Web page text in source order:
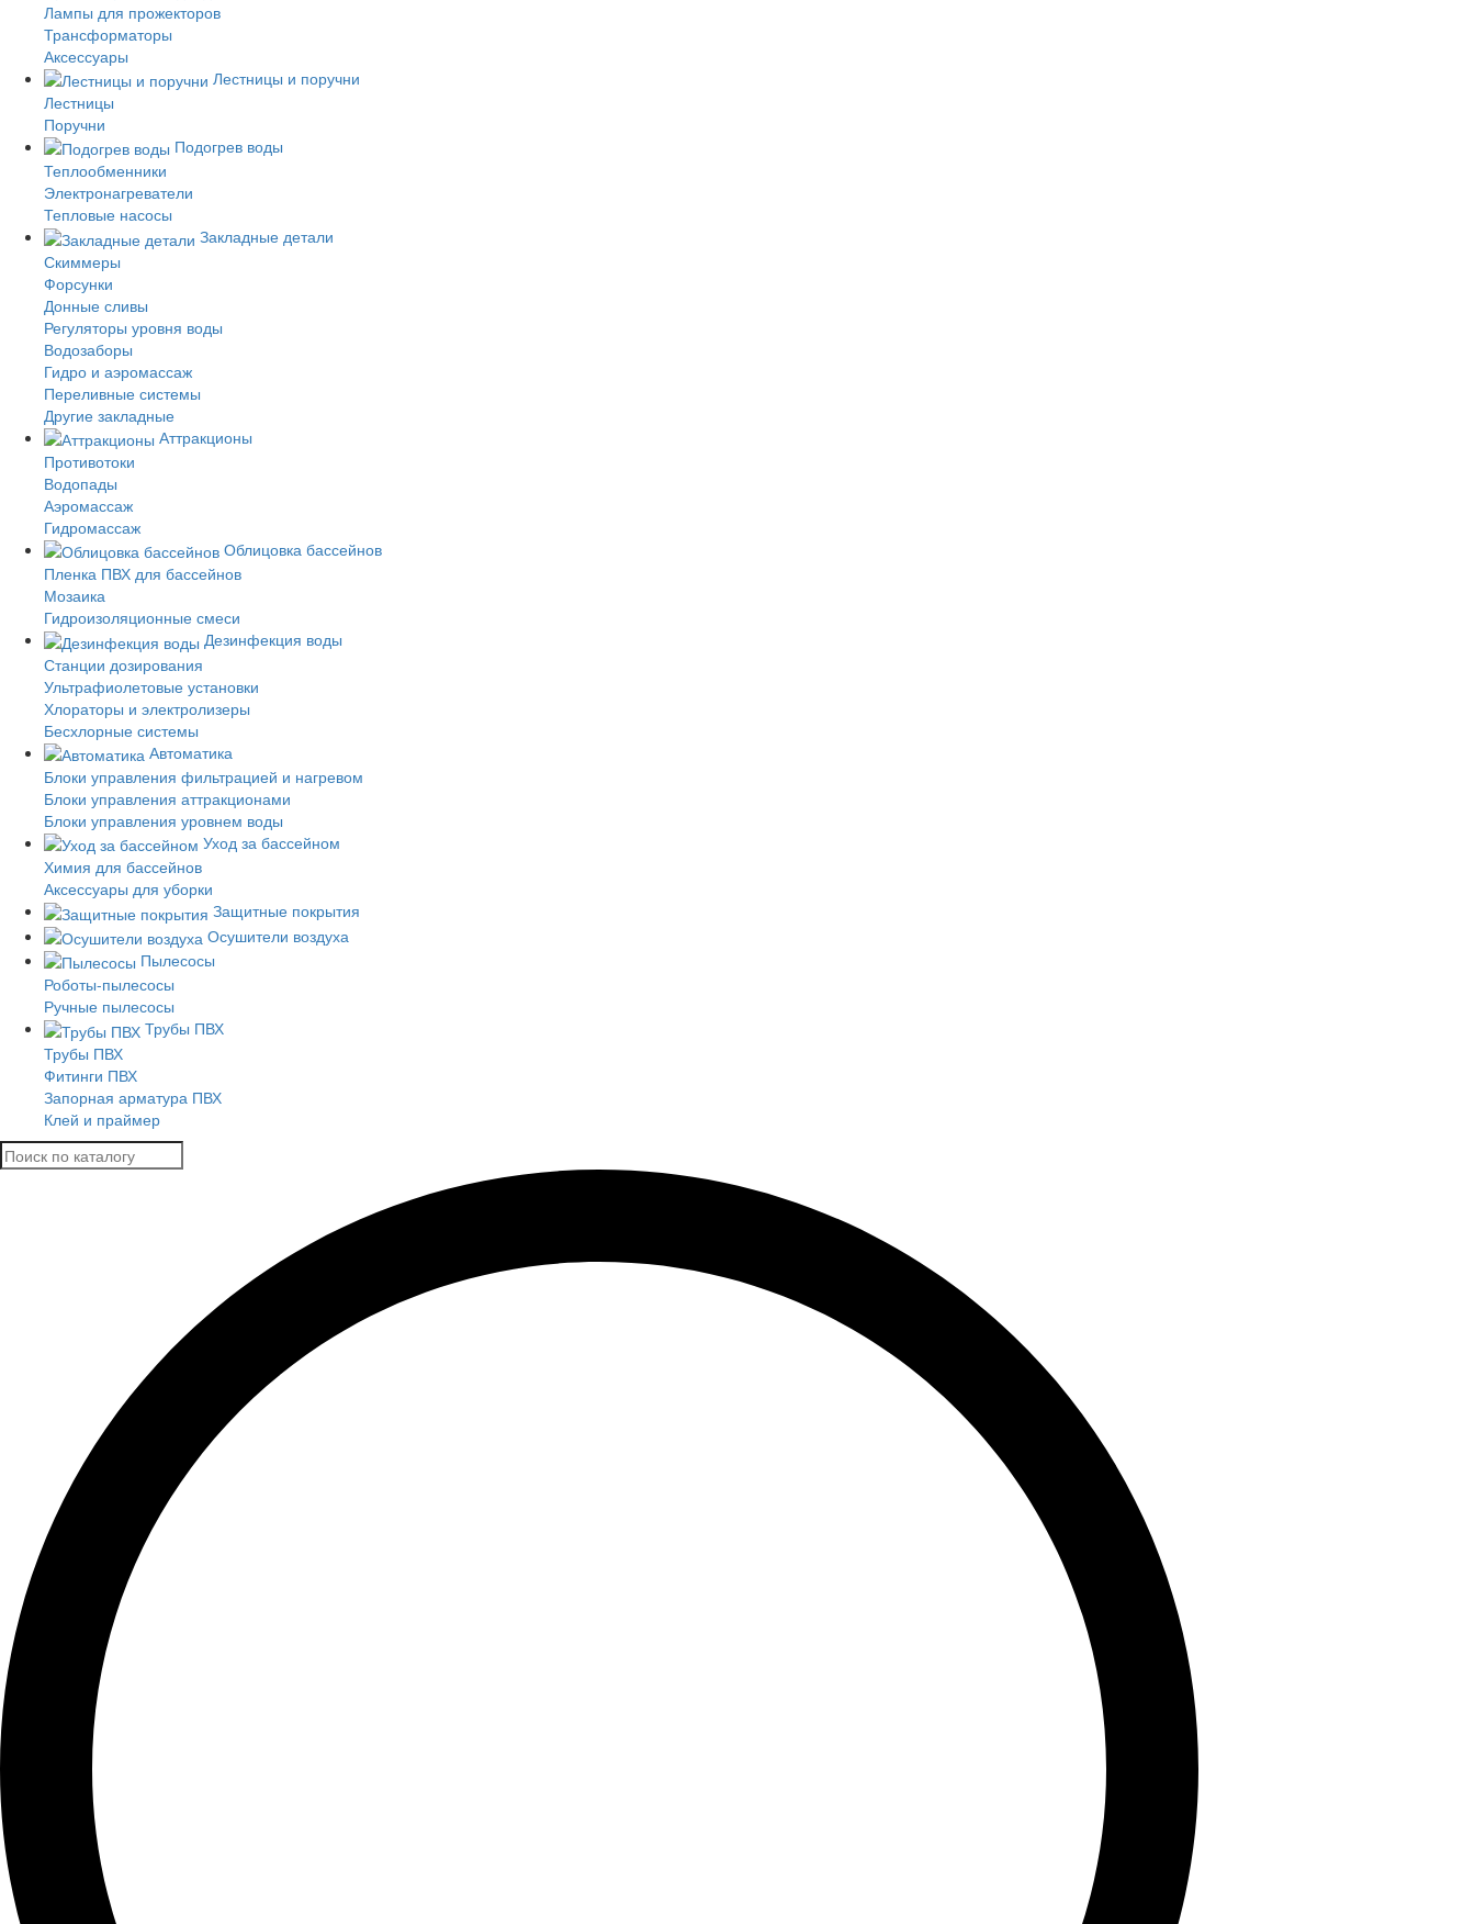
Лампы для прожекторов
Трансформаторы
Аксессуары
Лестницы и поручни
Лестницы
Поручни
Подогрев воды
Теплообменники
Электронагреватели
Тепловые насосы
Закладные детали
Скиммеры
Форсунки
Донные сливы
Регуляторы уровня воды
Водозаборы
Гидро и аэромассаж
Переливные системы
Другие закладные
Аттракционы
Противотоки
Водопады
Аэромассаж
Гидромассаж
Облицовка бассейнов
Пленка ПВХ для бассейнов
Мозаика
Гидроизоляционные смеси
Дезинфекция воды
Станции дозирования
Ультрафиолетовые установки
Хлораторы и электролизеры
Бесхлорные системы
Автоматика
Блоки управления фильтрацией и нагревом
Блоки управления аттракционами
Блоки управления уровнем воды
Уход за бассейном
Химия для бассейнов
Аксессуары для уборки
Защитные покрытия
Осушители воздуха
Пылесосы
Роботы-пылесосы
Ручные пылесосы
Трубы ПВХ
Трубы ПВХ
Фитинги ПВХ
Запорная арматура ПВХ
Клей и праймер